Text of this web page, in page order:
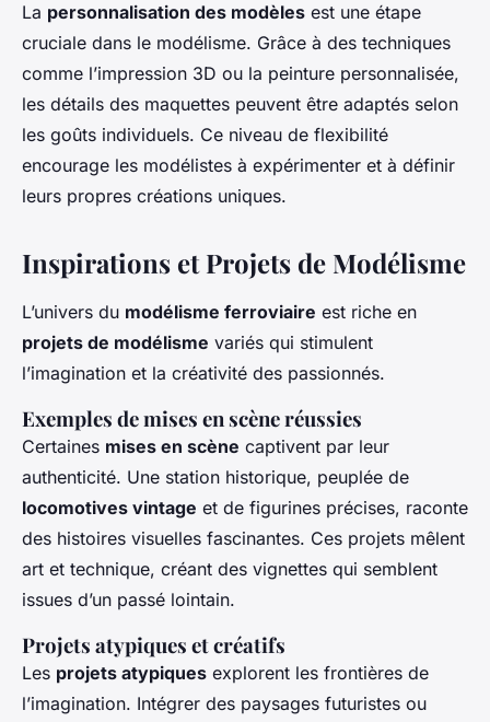
La personnalisation des modèles est une étape
cruciale dans le modélisme. Grâce à des techniques
comme l’impression 3D ou la peinture personnalisée,
les détails des maquettes peuvent être adaptés selon
les goûts individuels. Ce niveau de flexibilité
encourage les modélistes à expérimenter et à définir
leurs propres créations uniques.
Inspirations et Projets de Modélisme
L’univers du modélisme ferroviaire est riche en
projets de modélisme variés qui stimulent
l’imagination et la créativité des passionnés.
Exemples de mises en scène réussies
Certaines mises en scène captivent par leur
authenticité. Une station historique, peuplée de
locomotives vintage et de figurines précises, raconte
des histoires visuelles fascinantes. Ces projets mêlent
art et technique, créant des vignettes qui semblent
issues d’un passé lointain.
Projets atypiques et créatifs
Les projets atypiques explorent les frontières de
l’imagination. Intégrer des paysages futuristes ou